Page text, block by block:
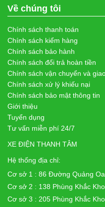
Về chúng tôi
Chính sách thanh toán
Chính sách kiểm hàng
Chính sách bảo hành
Chính sách đổi trả hoàn tiền
Chính sách vận chuyển và
Chính sách xử lý khiếu nại
Chính sách bảo mật thông tin
Giới thiệu
Tuyển dụng
Tư vấn miễn phí 24/7
XE ĐIỆN THANH TÂM
Hệ thống địa chỉ:
Cơ sở 1 : 86 Đường Quảng
Cơ sở 2 : 138 Phùng Khắc
Cơ sở 3 : 205 Phùng Khắc